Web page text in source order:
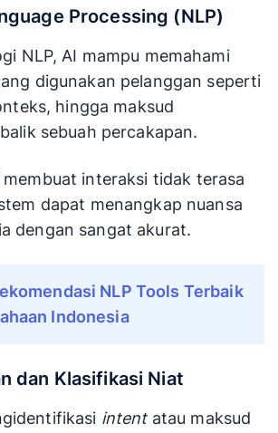
Processing (NLP)
NLP, AI mampu memahami
digunakan pelanggan seperti
hingga maksud
sebuah percakapan.
membuat interaksi tidak terasa
dapat menangkap nuansa
dengan sangat akurat.
NLP Tools Terbaik
Indonesia
dan Klasifikasi Niat
intentatau maksud